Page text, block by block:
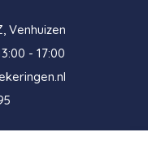
Venhuizen
- 17:00